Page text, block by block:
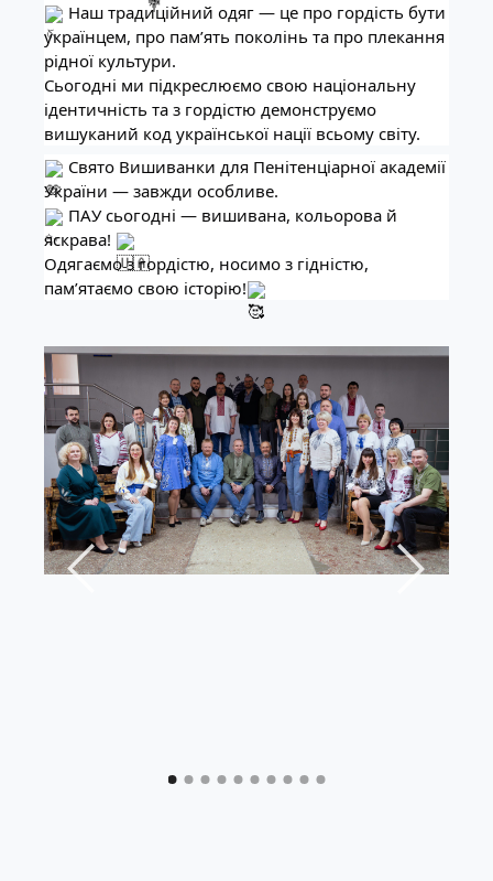
Наш традиційний одяг — це про гордість бути
українцем, про пам’ять поколінь та про плекання
рідної культури.
Сьогодні ми підкреслюємо свою національну
ідентичність та з гордістю демонструємо
вишуканий код української нації всьому світу.
Свято Вишиванки для Пенітенціарної академії
України — завжди особливе.
ПАУ сьогодні — вишивана, кольорова й
яскрава!
Одягаємо з гордістю, носимо з гідністю,
пам’ятаємо свою історію!